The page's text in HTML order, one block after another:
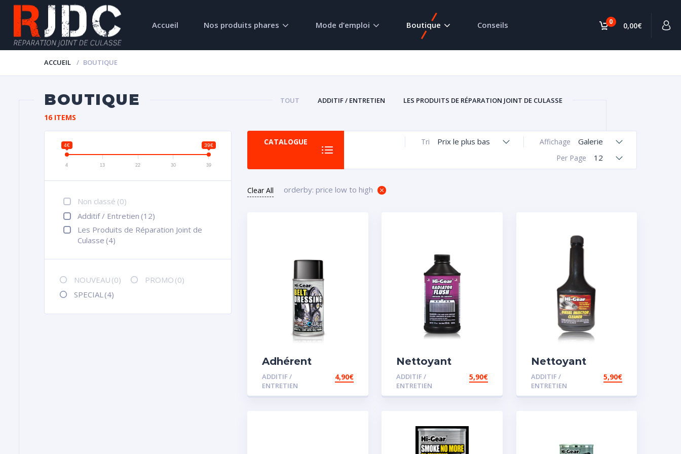
0 0,00€
Accueil Nos produits phares Mode d’emploi Boutique Conseils
ACCUEIL BOUTIQUE
BOUTIQUE TOUT ADDITIF / ENTRETIEN LES PRODUITS DE RÉPARATION JOINT DE CULASSE
16 ITEMS
4€ 39€
4 13 22 30 39
Non classé (0)
Additif / Entretien (12)
Les Produits de Réparation Joint de
Culasse (4)
NOUVEAU (0) PROMO (0)
SPECIAL (4)
CATALOGUE Affichage Galerie
Tri Prix le plus bas
Per Page 12
Clear All orderby: price low to high
Adhérent
courroie
ADDITIF /
ENTRETIEN
4,90€
Nettoyant
radiateur
ADDITIF /
ENTRETIEN
5,90€
Nettoyant
injecteur diesel
ADDITIF /
ENTRETIEN
5,90€